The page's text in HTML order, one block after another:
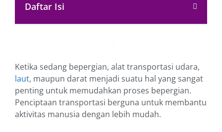
Daftar Isi
Ketika sedang bepergian, alat transportasi udara,
laut, maupun darat menjadi suatu hal yang sangat
penting untuk memudahkan proses bepergian.
Penciptaan transportasi berguna untuk membantu
aktivitas manusia dengan lebih mudah.